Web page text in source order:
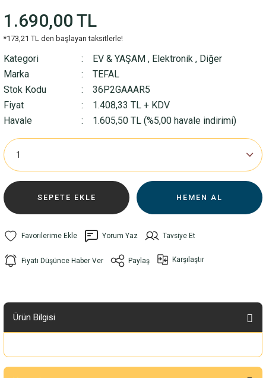
1.690,00 TL
*173,21 TL den başlayan taksitlerle!
Kategori EV & YAŞAM , Elektronik , Diğer
Marka
TEFAL
Stok Kodu
36P2GAAAR5
Fiyat
1.408,33 TL + KDV
Havale
1.605,50 TL (%5,00 havale indirimi)
SEPETE EKLE HEMEN AL
Yorum Yaz Tavsiye Et
Fiyatı Düşünce Haber Ver Paylaş Karşılaştır
Ürün Bilgisi